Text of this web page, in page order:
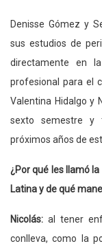
Denisse Gómez y
sus estudios de
directamente en
profesional para el
Valentina Hidalgo y
sexto semestre y
próximos años de
¿Por qué les llamó
Latina y de qué
Nicolás: al tener
conlleva, como la